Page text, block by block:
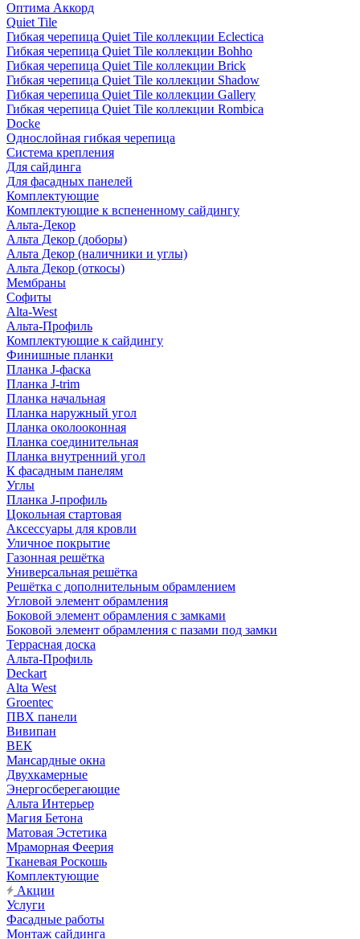
Оптима Аккорд
Quiet Tile
Гибкая черепица Quiet Tile коллекции Eclectica
Гибкая черепица Quiet Tile коллекции Bohho
Гибкая черепица Quiet Tile коллекции Brick
Гибкая черепица Quiet Tile коллекции Shadow
Гибкая черепица Quiet Tile коллекции Gallery
Гибкая черепица Quiet Tile коллекции Rombica
Docke
Однослойная гибкая черепица
Система крепления
Для сайдинга
Для фасадных панелей
Комплектующие
Комплектующие к вспененному сайдингу
Альта-Декор
Альта Декор (доборы)
Альта Декор (наличники и углы)
Альта Декор (откосы)
Мембраны
Софиты
Alta-West
Альта-Профиль
Комплектующие к сайдингу
Финишные планки
Планка J-фаска
Планка J-trim
Планка начальная
Планка наружный угол
Планка околооконная
Планка соединительная
Планка внутренний угол
К фасадным панелям
Углы
Планка J-профиль
Цокольная стартовая
Аксессуары для кровли
Уличное покрытие
Газонная решётка
Универсальная решётка
Решётка с дополнительным обрамлением
Угловой элемент обрамления
Боковой элемент обрамления с замками
Боковой элемент обрамления с пазами под замки
Террасная доска
Альта-Профиль
Deckart
Alta West
Groentec
ПВХ панели
Вивипан
ВЕК
Мансардные окна
Двухкамерные
Энергосберегающие
Альта Интерьер
Магия Бетона
Матовая Эстетика
Мраморная Феерия
Тканевая Роскошь
Комплектующие
Акции
Услуги
Фасадные работы
Монтаж сайдинга